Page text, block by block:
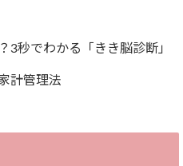
3秒でわかる「きき脳診断」
計管理法